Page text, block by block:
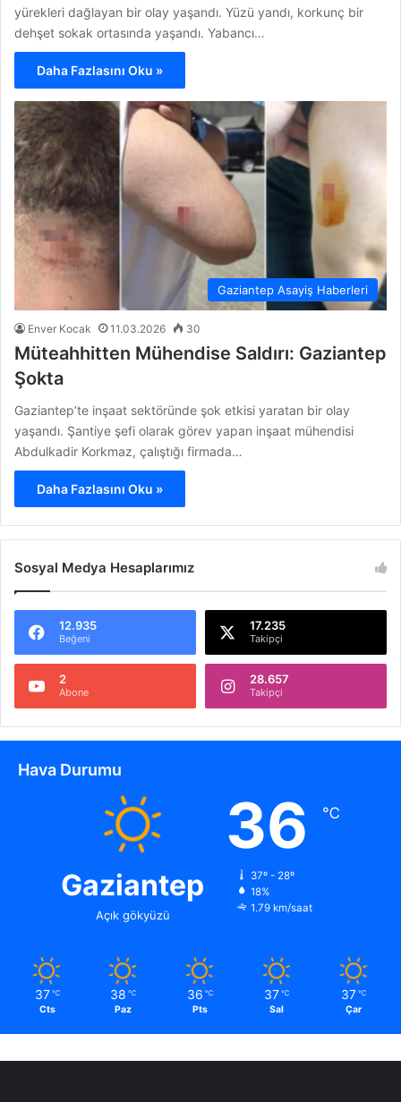
yürekleri dağlayan bir olay yaşandı. Yüzü yandı, korkunç bir
dehşet sokak ortasında yaşandı. Yabancı…
Daha Fazlasını Oku »
Gaziantep Asayiş Haberleri
Enver Kocak 11.03.2026 30
Müteahhitten Mühendise Saldırı: Gaziantep
Şokta
Gaziantep’te inşaat sektöründe şok etkisi yaratan bir olay
yaşandı. Şantiye şefi olarak görev yapan inşaat mühendisi
Abdulkadir Korkmaz, çalıştığı firmada…
Daha Fazlasını Oku »
Sosyal Medya Hesaplarımız
12.935
Beğeni
17.235
Takipçi
2
Abone
28.657
Takipçi
Hava Durumu
Gaziantep
Açık gökyüzü
36 ℃
37º - 28º
18%
1.79 km/saat
37 ℃
Cts
38 ℃
Paz
36 ℃
Pts
37 ℃
Sal
37 ℃
Çar